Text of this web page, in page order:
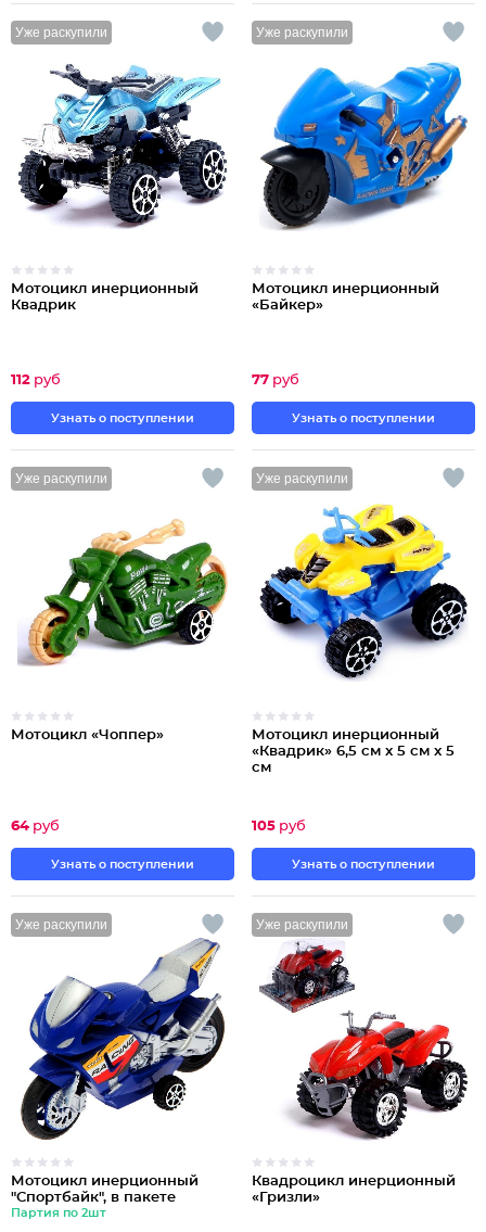
Уже раскупили
Мотоцикл инерционный
Квадрик
112 руб
Узнать о поступлении
Уже раскупили
Мотоцикл инерционный
«Байкер»
77 руб
Узнать о поступлении
Уже раскупили
Мотоцикл «Чоппер»
64 руб
Узнать о поступлении
Уже раскупили
Мотоцикл инерционный
«Квадрик» 6,5 см x 5 см x 5
см
105 руб
Узнать о поступлении
Уже раскупили
Мотоцикл инерционный
"Спортбайк", в пакете
Партия по 2шт
Уже раскупили
Квадроцикл инерционный
«Гризли»